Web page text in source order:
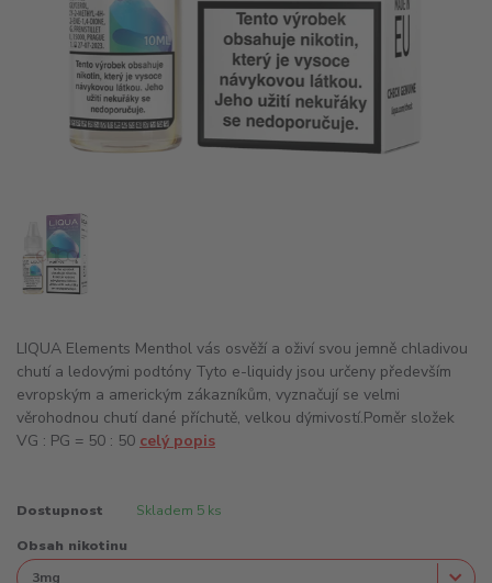
LIQUA Elements Menthol vás osvěží a oživí svou jemně chladivou
chutí a ledovými podtóny Tyto e-liquidy jsou určeny především
evropským a americkým zákazníkům, vyznačují se velmi
věrohodnou chutí dané příchutě, velkou dýmivostí.Poměr složek
VG : PG = 50 : 50 celý popis
Dostupnost Skladem 5 ks
Obsah nikotinu